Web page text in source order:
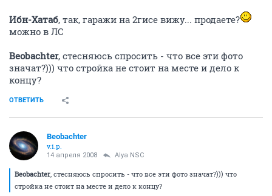
Ибн-Хатаб, так, гаражи на 2гисе вижу... продаете?
можно в ЛС
Beobachter, стесняюсь спросить - что все эти фото
значат?))) что стройка не стоит на месте и дело к
концу?
ОТВЕТИТЬ
Beobachter
v.i.p.
14 апреля 2008 Alya NSC
Beobachter , стесняюсь спросить - что все эти фото значат?))) что
стройка не стоит на месте и дело к концу?